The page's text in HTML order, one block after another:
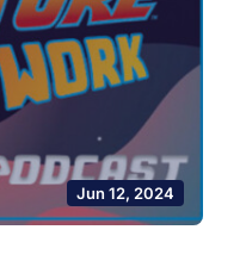
Jun 12, 2024